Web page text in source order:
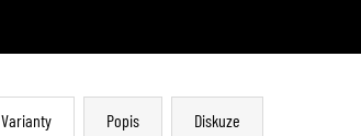
Varianty Popis Diskuze